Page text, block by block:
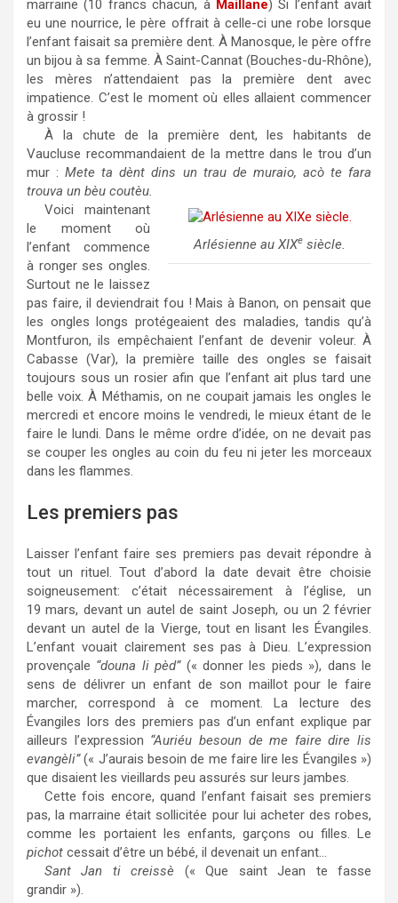
marraine (10 francs chacun, à Maillane) Si l’enfant avait
eu une nourrice, le père offrait à celle-ci une robe lorsque
l’enfant faisait sa première dent. À Manosque, le père offre
un bijou à sa femme. À Saint-Cannat (Bouches-du-Rhône),
les mères n’attendaient pas la première dent avec
impatience. C’est le moment où elles allaient commencer
à grossir !
À la chute de la première dent, les habitants de
Vaucluse recommandaient de la mettre dans le trou d’un
mur :Mete ta dènt dins un trau de muraio, acò te fara
trouva un bèu coutèu.
Arlésienne au XIXe siècle.
Voici maintenant
le moment où
l’enfant commence
à ronger ses ongles.
Surtout ne le laissez
pas faire, il deviendrait fou ! Mais à Banon, on pensait que
les ongles longs protégeaient des maladies, tandis qu’à
Montfuron, ils empêchaient l’enfant de devenir voleur. À
Cabasse (Var), la première taille des ongles se faisait
toujours sous un rosier afin que l’enfant ait plus tard une
belle voix. À Méthamis, on ne coupait jamais les ongles le
mercredi et encore moins le vendredi, le mieux étant de le
faire le lundi. Dans le même ordre d’idée, on ne devait pas
se couper les ongles au coin du feu ni jeter les morceaux
dans les flammes.
Les premiers pas
Laisser l’enfant faire ses premiers pas devait répondre à
tout un rituel. Tout d’abord la date devait être choisie
soigneusement: c’était nécessairement à l’église, un
19 mars, devant un autel de saint Joseph, ou un 2 février
devant un autel de la Vierge, tout en lisant les Évangiles.
L’enfant vouait clairement ses pas à Dieu. L’expression
provençale “douna li pèd”(« donner les pieds »), dans le
sens de délivrer un enfant de son maillot pour le faire
marcher, correspond à ce moment. La lecture des
Évangiles lors des premiers pas d’un enfant explique par
ailleurs l’expression “Auriéu besoun de me faire dire lis
evangèli”(« J’aurais besoin de me faire lire les Évangiles »)
que disaient les vieillards peu assurés sur leurs jambes.
Cette fois encore, quand l’enfant faisait ses premiers
pas, la marraine était sollicitée pour lui acheter des robes,
comme les portaient les enfants, garçons ou filles. Le
pichot cessait d’être un bébé, il devenait un enfant…
Sant Jan ti creissè (« Que saint Jean te fasse
grandir »).